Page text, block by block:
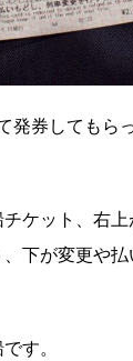
券してもら
ケット、右
下が変更や
す。